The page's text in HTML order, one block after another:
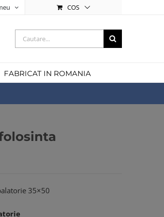
COS
Cautare...
FABRICAT IN ROMANIA
35×50